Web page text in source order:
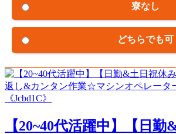
寮なし
どちらでも可
【20~40代活躍中】【日勤